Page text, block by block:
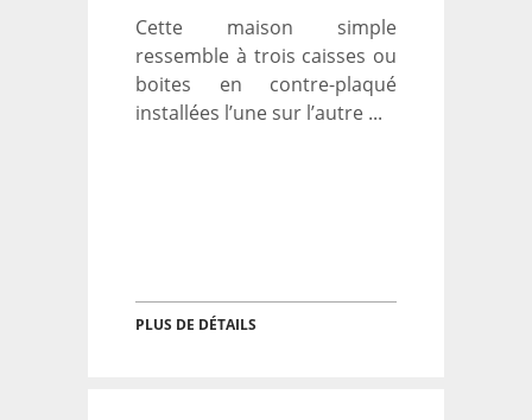
Cette maison simple
ressemble à trois caisses ou
boites en contre-plaqué
installées l’une sur l’autre ...
PLUS DE DÉTAILS